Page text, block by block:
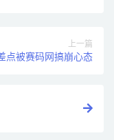
上一篇
点被赛码网搞崩心态